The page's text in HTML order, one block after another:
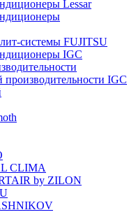
Lessar
системы FUJITSU
IGC
IGC
CLIMA
by ZILON